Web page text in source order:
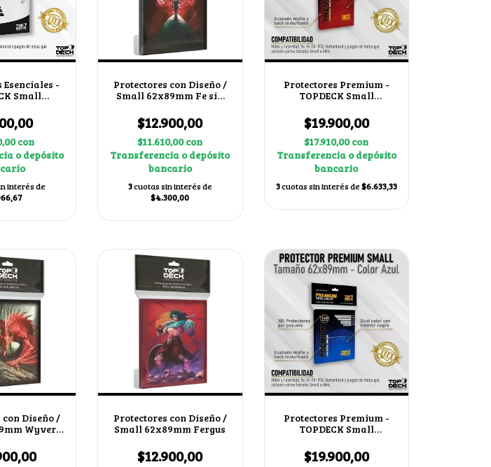
Esenciales -
Small
con
o depósito
interés de
Protectores con Diseño /
Small 62x89mm Fe sin
$12.900,00
$11.610,00con
Transferencia o depósito
bancario
3cuotas sin interés de
$4.300,00
Protectores Premium -
TOPDECK Small
$19.900,00
$17.910,00con
Transferencia o depósito
bancario
3cuotas sin interés de$6.633,33
Diseño /
Wyvern
Protectores con Diseño /
Small 62x89mm Fergus
$12.900,00
Protectores Premium -
TOPDECK Small
$19.900,00